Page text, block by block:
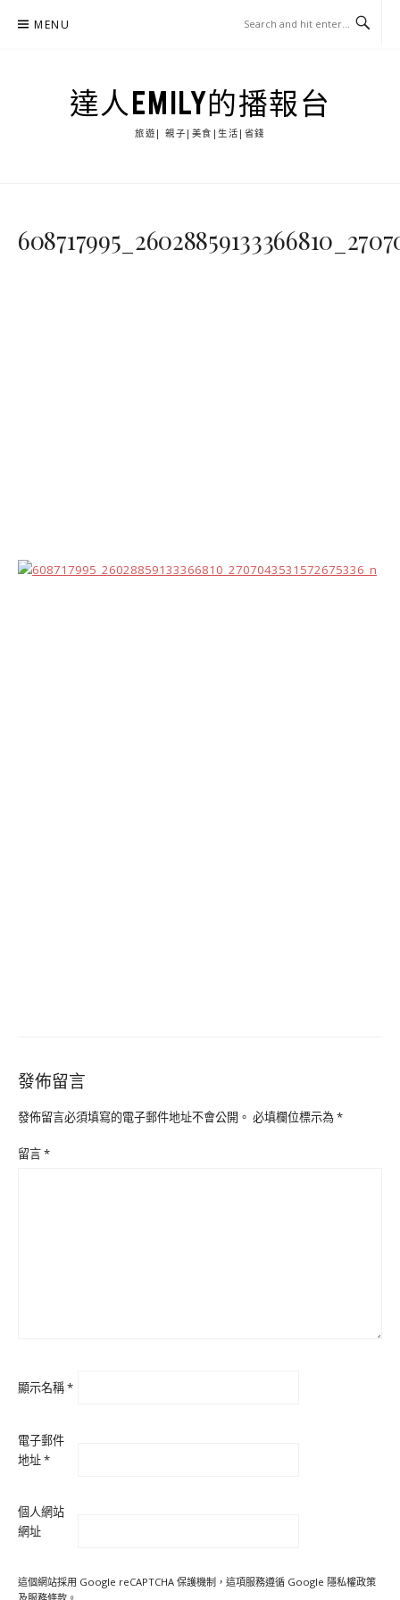
MENU
達人EMILY的播報台
旅遊| 親子|美食|生活|省錢
發佈留言
發佈留言必須填寫的電子郵件地址不會公開。 必填欄位標示為*
留言*
顯示名稱*
電子郵件
地址*
個人網站
網址
這個網站採用 Google reCAPTCHA 保護機制，這項服務遵循 Google 隱私權政策